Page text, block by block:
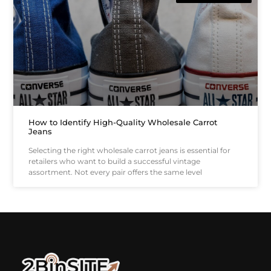
How to Identify High-Quality Wholesale Carrot
Jeans
Selecting the right wholesale carrot jeans is essential for
retailers who want to build a successful vintage
assortment. Not every pair offers the same level